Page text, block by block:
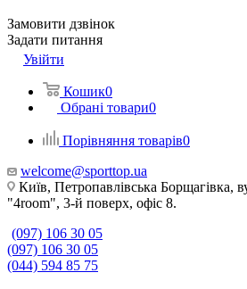
Замовити дзвінок
Задати питання
Увійти
Кошик0
Обрані товари0
Порівняння товарів0
welcome@sporttop.ua
Київ, Петропавлівська Борщагівка,
"4room", 3-й поверх, офіс 8.
(097) 106 30 05
(097) 106 30 05
(044) 594 85 75